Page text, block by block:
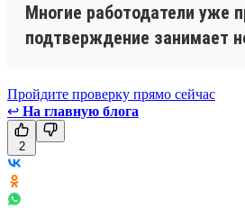
Многие работодатели уже
подтверждение занимает
Пройдите проверку прямо сейчас
↩ На главную блога
2